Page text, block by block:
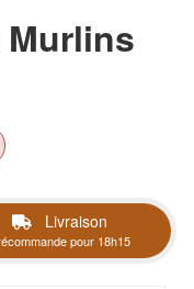
Livraison
pour 18h15